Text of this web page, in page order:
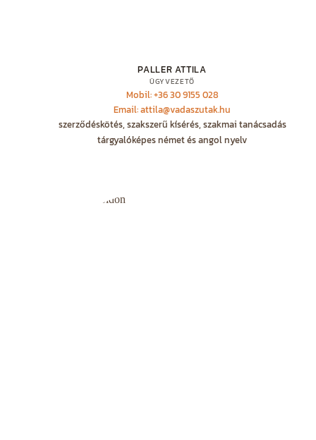
PALLER ATTILA
ÜGYVEZETŐ
Mobil: +36 30 9155 028
Email: attila@vadaszutak.hu
szerződéskötés, szakszerű kísérés, szakmai tanácsadás
tárgyalóképes német és angol nyelv